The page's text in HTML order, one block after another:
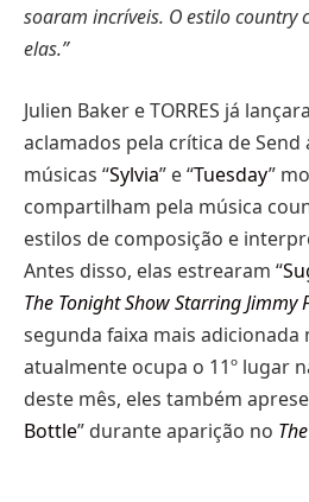
soaram incríveis. O estilo country
elas.”
Julien Baker e TORRES já
aclamados pela crítica de Send
músicas “Sylvia” e “Tuesday”
compartilham pela música
estilos de composição e
Antes disso, elas estrearam “
The Tonight Show Starring Jimmy
segunda faixa mais adicionada
atualmente ocupa o 11º lugar
deste mês, eles também
Bottle” durante aparição no